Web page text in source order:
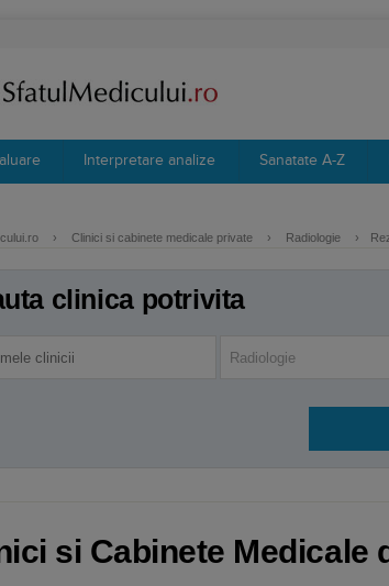
Interpretare analize Sanatate A-Z
› Clinici si cabinete medicale private › Radiologie ›
clinica potrivita
Radiologie
si Cabinete Medicale